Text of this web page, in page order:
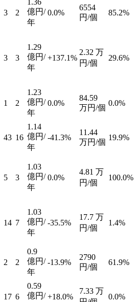
3 2
1.36
億円/
年
0.0%
6554
円/個
85.2%
3 3
1.29
億円/
年
+137.1%
2.32 万
円/個
29.6%
1 2
1.23
億円/
年
0.0%
84.59
万円/個
0.0%
43 16
1.14
億円/
年
-41.3%
11.44
万円/個
19.9%
5 3
1.03
億円/
年
0.0%
4.81 万
円/個
100.0%
14 7
1.03
億円/
年
-35.5%
17.7 万
円/個
1.4%
2 2
0.9
億円/
年
-13.9%
2790
円/個
61.9%
17 6
0.59
億円/ +18.0%
7.33 万
0.0%